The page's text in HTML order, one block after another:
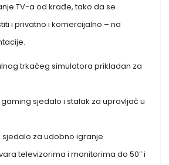
TV-a od krađe, tako da se
i privatno i komercijalno – na
trkaćeg simulatora prikladan za
gaming sjedalo i stalak za upravljač u
za udobno igranje
televizorima i monitorima do 50″ i